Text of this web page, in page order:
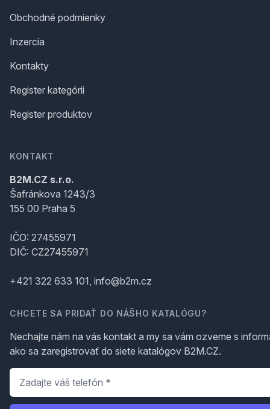
Obchodné podmienky
Inzercia
Kontakty
Register kategórii
Register produktov
KONTAKT
B2M.CZ s.r.o.
Šafránkova 1243/3
155 00 Praha 5
IČO: 27455971
DIČ: CZ27455971
+421 322 633 101, info@b2m.cz
CHCETE SA PRIDAŤ DO NÁŠHO KATALÓGU?
Nechajte nám na vás kontakt a my sa vám ozveme s
ako sa zaregistrovať do siete katalógov B2M.CZ.
Telefón